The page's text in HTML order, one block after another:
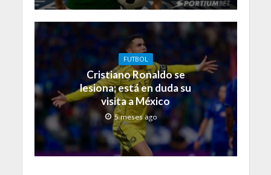
FUTBOL
Cristiano Ronaldo se
lesiona; está en duda su
visita a México
5 meses ago